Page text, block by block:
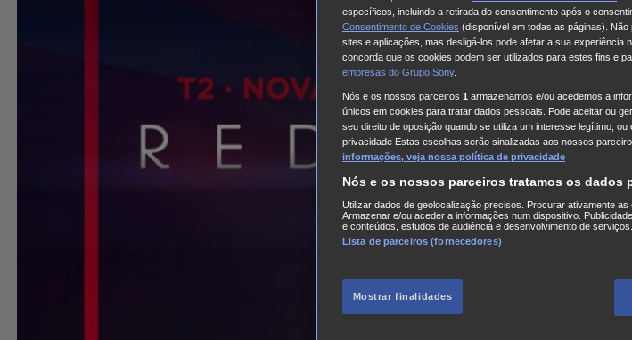
específicos, incluindo a retirada do consentimento após o
Consentimento de Cookies (disponível em todas as páginas).
sites e aplicações, mas desligá-los pode afetar a sua experiência
concorda que os cookies podem ser utilizados para estes fins e
empresas do Grupo Sony.
Nós e os nossos parceiros 1 armazenamos e/ou acedemos a
únicos em cookies para tratar dados pessoais. Pode aceitar ou
seu direito de oposição quando se utiliza um interesse legítimo,
privacidade Estas escolhas serão sinalizadas aos nossos
informações, veja nossa política de privacidade
Nós e os nossos parceiros tratamos os dados
Utilizar dados de geolocalização precisos. Procurar ativamente
Armazenar e/ou aceder a informações num dispositivo.
e conteúdos, estudos de audiência e desenvolvimento de serviços.
Lista de parceiros (fornecedores)
Mostrar finalidades